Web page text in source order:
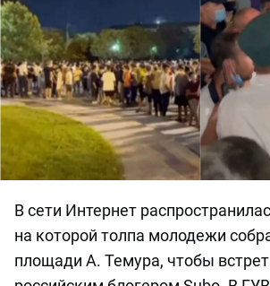
В сети Интернет
на которой толпа молодежи
площади А. Темура, чтобы